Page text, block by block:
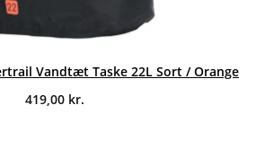
Vandtæt Taske 22L Sort / Orange
419,00 kr.